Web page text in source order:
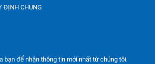
ĐỊNH CHUNG
bạn để nhận thông tin mới nhất từ chúng tôi.